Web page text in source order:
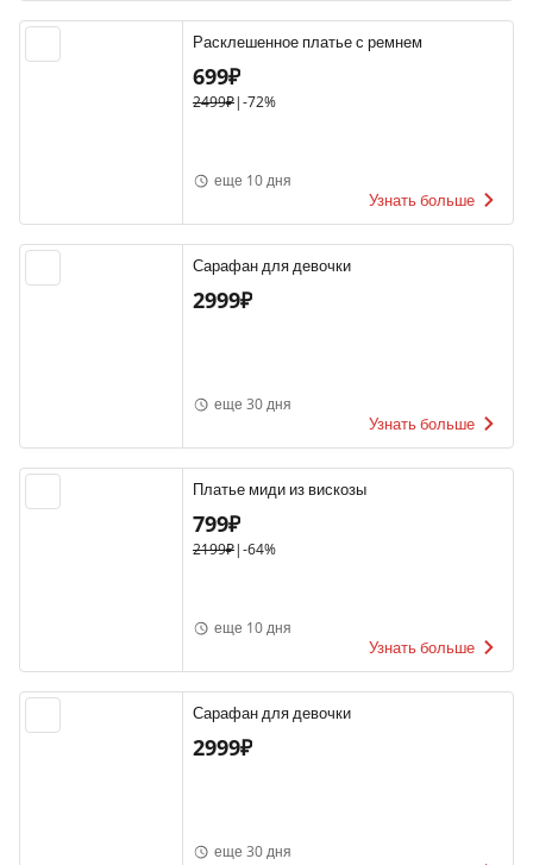
Расклешенное платье с ремнем
699₽
2499₽|-72%
еще 10 дня
Узнать больше
Сарафан для девочки
2999₽
еще 30 дня
Узнать больше
Платье миди из вискозы
799₽
2199₽|-64%
еще 10 дня
Узнать больше
Сарафан для девочки
2999₽
еще 30 дня